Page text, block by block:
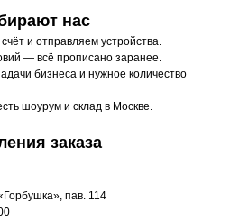
нас
и отправляем устройства.
— всё прописано заранее.
бизнеса и нужное количество
шоурум и склад в Москве.
заказа
пав. 114